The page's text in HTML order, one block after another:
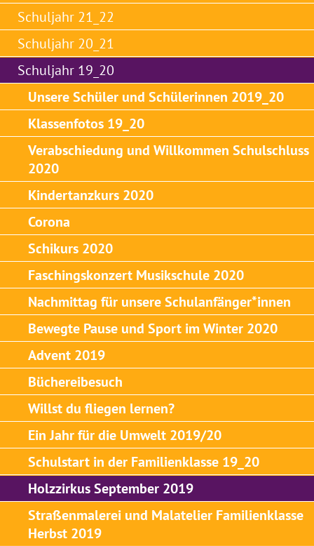
Schuljahr 21_22
Schuljahr 20_21
Schuljahr 19_20
Unsere Schüler und Schülerinnen 2019_20
Klassenfotos 19_20
Verabschiedung und Willkommen Schulschluss
2020
Kindertanzkurs 2020
Corona
Schikurs 2020
Faschingskonzert Musikschule 2020
Nachmittag für unsere Schulanfänger*innen
Bewegte Pause und Sport im Winter 2020
Advent 2019
Büchereibesuch
Willst du fliegen lernen?
Ein Jahr für die Umwelt 2019/20
Schulstart in der Familienklasse 19_20
Holzzirkus September 2019
Straßenmalerei und Malatelier Familienklasse
Herbst 2019